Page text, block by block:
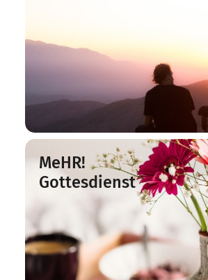
MeHR!
Gottesdienst